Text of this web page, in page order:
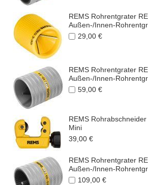
REMS Rohrentgrater
Außen-/Innen-
29,00 €
REMS Rohrentgrater
Außen-/Innen-
59,00 €
REMS
Mini
39,00 €
REMS Rohrentgrater
Außen-/Innen-
109,00 €